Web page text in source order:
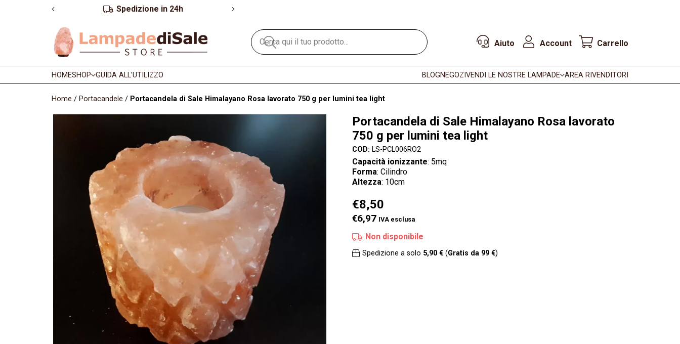
Garanzia e reso fino a 2 anni
Aiuto Account Carrello
HOMESHOP GUIDA ALL’UTILIZZO BLOGNEGOZI VENDI LE NOSTRE LAMPADE AREA RIVENDITORI
Home / Portacandele / Portacandela di Sale Himalayano Rosa lavorato 750 g per lumini tea light
Portacandela di Sale Himalayano Rosa lavorato
750 g per lumini tea light
COD: LS-PCL006RO2
Capacità ionizzante: 5mq
Forma: Cilindro
Altezza: 10cm
€8,50
€6,97 IVA esclusa
Non disponibile
Spedizione a solo 5,90 €(Gratis da 99 €)